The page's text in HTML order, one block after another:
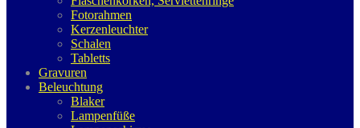
Fotorahmen
Kerzenleuchter
Schalen
Tabletts
Gravuren
Beleuchtung
Blaker
Lampenfüße